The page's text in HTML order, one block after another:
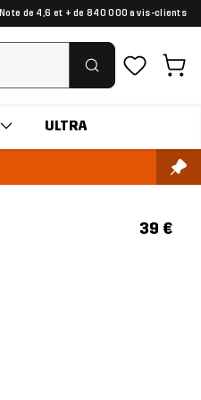
Note de 4,6 et + de 840 000 avis-clients
ULTRA
39 €